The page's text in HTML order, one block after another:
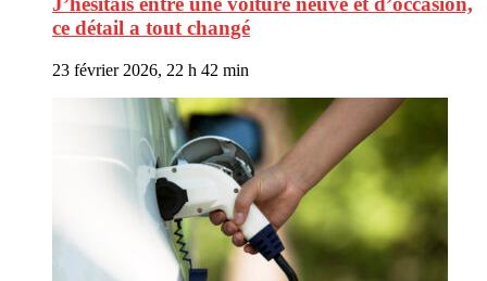
ce détail a tout changé
23 février 2026, 22 h 42 min